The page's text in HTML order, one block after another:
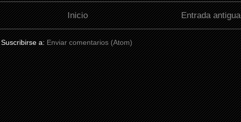
Entrada antigua
Inicio
Suscribirse a:Enviar comentarios (Atom)